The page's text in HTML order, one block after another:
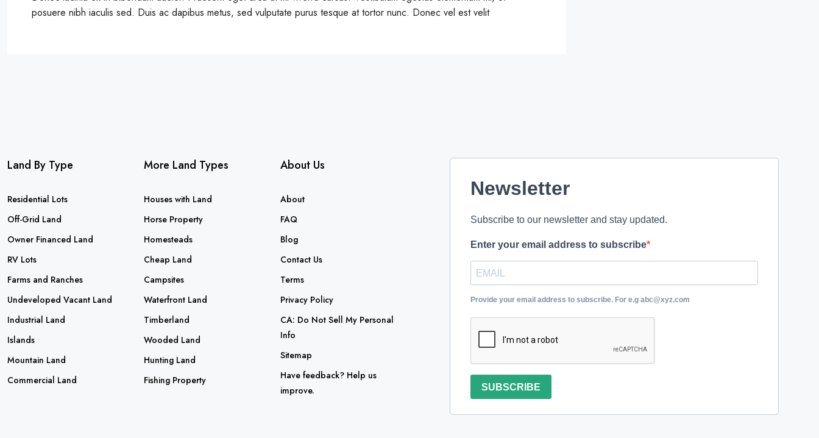
posuere nibh iaculis sed. Duis ac dapibus metus, sed vulputate purus tesque at tortor nunc. Donec vel est velit
Land By Type
Residential Lots
Off-Grid Land
Owner Financed Land
RV Lots
Farms and Ranches
Undeveloped Vacant Land
Industrial Land
Islands
Mountain Land
Commercial Land
More Land Types
Houses with Land
Horse Property
Homesteads
Cheap Land
Campsites
Waterfront Land
Timberland
Wooded Land
Hunting Land
Fishing Property
About Us
About
FAQ
Blog
Contact Us
Terms
Privacy Policy
CA: Do Not Sell My Personal
Info
Sitemap
Have feedback? Help us
improve.
Newsletter
Subscribe to our newsletter and stay updated.
Enter your email address to subscribe
Provide your email address to subscribe. For e.g abc@xyz.com
SUBSCRIBE